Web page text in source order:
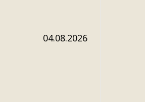
Dato:
04.08.2026